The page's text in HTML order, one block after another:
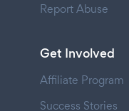
Report Abuse
Get Involved
Affiliate Program
Success Stories